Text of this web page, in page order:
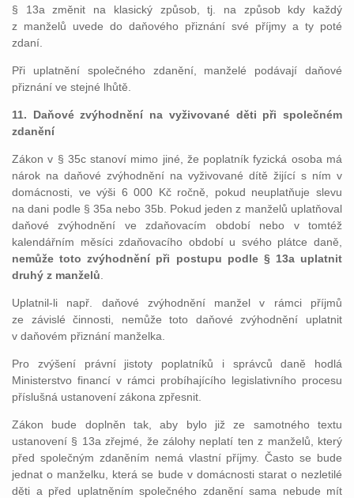
§ 13a změnit na klasický způsob, tj. na způsob kdy každý
z manželů uvede do daňového přiznání své příjmy a ty poté
zdaní.
Při uplatnění společného zdanění, manželé podávají daňové
přiznání ve stejné lhůtě.
11. Daňové zvýhodnění na vyživované děti při společném
zdanění
Zákon v § 35c stanoví mimo jiné, že poplatník fyzická osoba má
nárok na daňové zvýhodnění na vyživované dítě žijící s ním v
domácnosti, ve výši 6 000 Kč ročně, pokud neuplatňuje slevu
na dani podle § 35a nebo 35b. Pokud jeden z manželů uplatňoval
daňové zvýhodnění ve zdaňovacím období nebo v tomtéž
kalendářním měsíci zdaňovacího období u svého plátce daně,
nemůže toto zvýhodnění při postupu podle § 13a uplatnit
druhý z manželů
Uplatnil-li např. daňové zvýhodnění manžel v rámci příjmů
ze závislé činnosti, nemůže toto daňové zvýhodnění uplatnit
v daňovém přiznání manželka.
Pro zvýšení právní jistoty poplatníků i správců daně hodlá
Ministerstvo financí v rámci probíhajícího legislativního procesu
příslušná ustanovení zákona zpřesnit.
Zákon bude doplněn tak, aby bylo již ze samotného textu
ustanovení § 13a zřejmé, že zálohy neplatí ten z manželů, který
před společným zdaněním nemá vlastní příjmy. Často se bude
jednat o manželku, která se bude v domácnosti starat o nezletilé
děti a před uplatněním společného zdanění sama nebude mít